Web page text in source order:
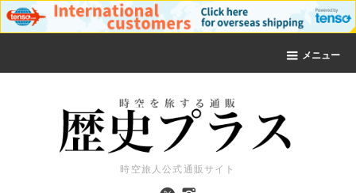
メニュー
時空旅人公式通販サイト